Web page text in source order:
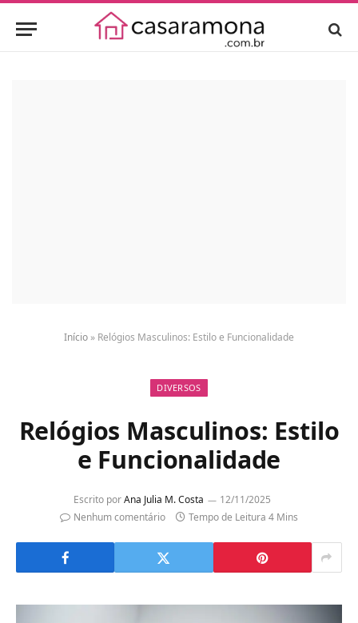
Início » Relógios Masculinos: Estilo e Funcionalidade
DIVERSOS
Relógios Masculinos: Estilo
e Funcionalidade
Escrito por Ana Julia M. Costa
12/11/2025
Nenhum comentário
Tempo de Leitura 4 Mins